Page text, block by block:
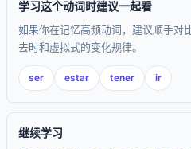
学习这个动词时建议一起看
如果你在记忆高频动词，建议顺手对
去时和虚拟式的变化规律。
ser estar tener ir
继续学习